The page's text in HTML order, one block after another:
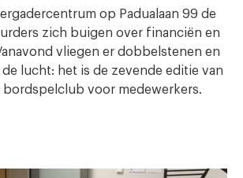
op Padualaan 99 de
zich buigen over financiën en
vliegen er dobbelstenen en
lucht: het is de zevende editie van
bordspelclub voor medewerkers.